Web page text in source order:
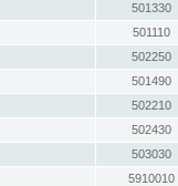
501330
501110
502250
501490
502210
502430
503030
5910010